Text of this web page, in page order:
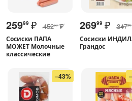
25999 ₽ 45263 ₽
Сосиски ПАПА
МОЖЕТ Молочные
классические
26999 ₽ 34739
Сосиски
Грандос
–43%